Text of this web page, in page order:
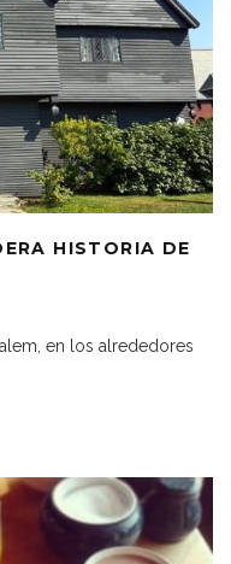
HISTORIA DE
en los alrededores